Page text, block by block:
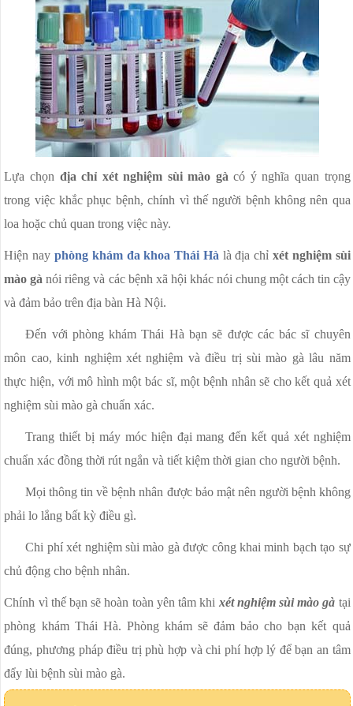
Lựa chọn địa chỉ xét nghiệm sùi mào gà có ý nghĩa quan trọng
trong việc khắc phục bệnh, chính vì thế người bệnh không nên qua
loa hoặc chủ quan trong việc này.
Hiện nayphòng khám đa khoa Thái Hà là địa chỉxét nghiệm sùi
mào gà nói riêng và các bệnh xã hội khác nói chung một cách tin cậy
và đảm bảo trên địa bàn Hà Nội.
Đến với phòng khám Thái Hà bạn sẽ được các bác sĩ chuyên
môn cao, kinh nghiệm xét nghiệm và điều trị sùi mào gà lâu năm
thực hiện, với mô hình một bác sĩ, một bệnh nhân sẽ cho kết quả xét
nghiệm sùi mào gà chuẩn xác.
Trang thiết bị máy móc hiện đại mang đến kết quả xét nghiệm
chuẩn xác đồng thời rút ngắn và tiết kiệm thời gian cho người bệnh.
Mọi thông tin về bệnh nhân được bảo mật nên người bệnh không
phải lo lắng bất kỳ điều gì.
Chi phí xét nghiệm sùi mào gà được công khai minh bạch tạo sự
chủ động cho bệnh nhân.
Chính vì thế bạn sẽ hoàn toàn yên tâm khi xét nghiệm sùi mào gà tại
phòng khám Thái Hà. Phòng khám sẽ đảm bảo cho bạn kết quả
đúng, phương pháp điều trị phù hợp và chi phí hợp lý để bạn an tâm
đẩy lùi bệnh sùi mào gà.